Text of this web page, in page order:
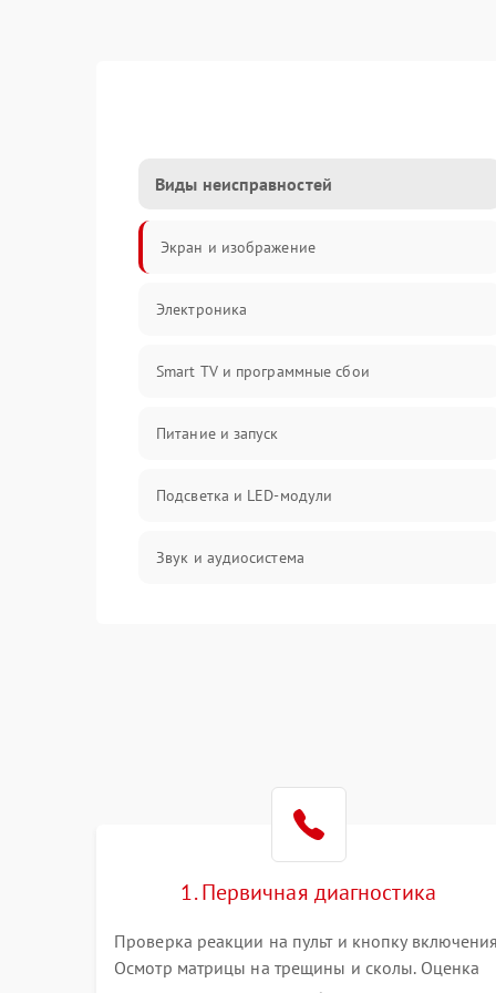
Виды неисправностей
Экран и изображение
Электроника
Smart TV и программные сбои
Питание и запуск
Подсветка и LED-модули
Звук и аудиосистема
Программное обеспечение
Корпус и механика
1. Первичная диагностика
Проверка реакции на пульт и кнопку
Осмотр матрицы на трещины и сколы. Оценка